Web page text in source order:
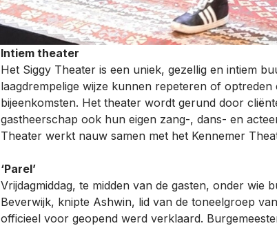
Intiem theater
Het Siggy Theater is een uniek, gezellig en intiem
laagdrempelige wijze kunnen repeteren of
bijeenkomsten. Het theater wordt gerund door
gastheerschap ook hun eigen zang-, dans- en
Theater werkt nauw samen met het Kennemer
‘Parel’
Vrijdagmiddag, te midden van de gasten, onder wie
Beverwijk, knipte Ashwin, lid van de toneelgroep
officieel voor geopend werd verklaard.